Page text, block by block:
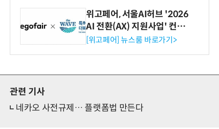
위고페어, 서울AI허브 '2026
AI 전환(AX) 지원사업' 컨소
시엄 선정
[위고페어] 뉴스룸 바로가기>
관련 기사
네카오 사전규제… 플랫폼법 만든다